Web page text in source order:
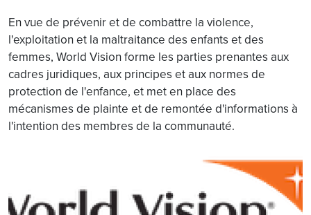
En vue de prévenir et de combattre la violence,
l'exploitation et la maltraitance des enfants et des
femmes, World Vision forme les parties prenantes aux
cadres juridiques, aux principes et aux normes de
protection de l'enfance, et met en place des
mécanismes de plainte et de remontée d'informations à
l'intention des membres de la communauté.